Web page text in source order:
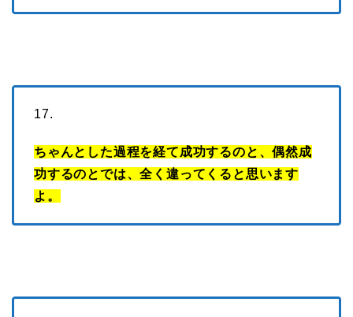
17.
ちゃんとした過程を経て成功するのと、偶然成
功するのとでは、全く違ってくると思います
よ。